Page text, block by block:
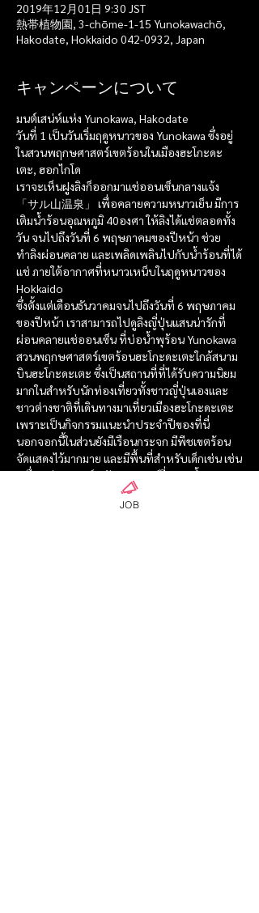
2019年12月01日 9:30 JST
熱帯植物園, 3-chōme-1-15 Yunokawachō,
Hakodate, Hokkaido 042-0932, Japan
キャンペーンについて
มนต์เสน่ห์แห่ง Yunokawa, Hakodate
วันที่ 1 เป็นวันเริ่มฤดูหนาวของ Yunokawa ซึ่งอยู่
ในสวนพฤกษศาสตร์เขตร้อนในเมืองฮะโกะดะ
เตะ, ฮอกไกโด
เราจะเห็นฝูงลิงก็ออกมาแช่ออนเซ็นกลางแจ้ง
「サル山温泉」 เพื่อคลายความหนาวเย็น มีการ
เติมน้ำร้อนอุณหภูมิ 40องศา ให้ลิงได้แช่ตลอดทั้ง
วัน จนไปถึงวันที่ 6 พฤษภาคมของปีหน้า ช่วย
ทำลิงผ่อนคลาย และเพลิดเพลินไปกับน้ำร้อนที่ได้
แช่ ภายใต้อากาศที่หนาวเหน็บในฤดูหนาวของ
Hokkaido
ซึ่งตั้งแต่เดือนธันวาคมจนไปถึงวันที่ 6 พฤษภาคม
ของปีหน้า เราสามารถไปดูลิงญี่ปุ่นแสนน่ารักที่
ผ่อนคลายแช่ออนเซ็น ที่บ่อน้ำพุร้อน Yunokawa
สวนพฤกษศาสตร์เขตร้อนฮะโกะดะเตะใกล้สนาม
บินฮะโกะดะเตะ ซึ่งเป็นสถานที่ที่ได้รับความนิยม
มากในสำหรับนักท่องเที่ยวทั้งชาวญี่ปุ่นเองและ
ชาวต่างชาติที่เดินทางมาเที่ยวเมืองฮะโกะดะเตะ
เพราะเป็นกิจกรรมแนะนำประจำปีของที่นี่
นอกจอกนี้ในส่วนยังมีเรือนกระจก มีพีชเขตร้อน
จัดแสดงไว้มากมาย และมีพื้นที่สำหรับเด็กเช่น เช่น
เครื่องเล่นรถยนต์พลังแบตเตอร์รี่ ,สวนน้ำ Water
Plaza ,บ่อน้ำร้อนแช่เท้าแล้วสามารถนั่งดูลิงภูเขา
ได้อย่างเพลิดเพลิน เรียกได้ว่าสนุกได้ทั้ง
JOB